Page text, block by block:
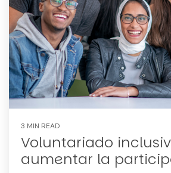
3 MIN READ
Voluntariado
aumentar la